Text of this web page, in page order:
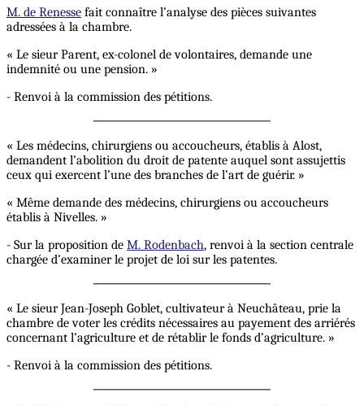
M. de Renesse fait connaître l’analyse des pièces suivantes
adressées à la chambre.
« Le sieur Parent, ex-colonel de volontaires, demande une
indemnité ou une pension. »
- Renvoi à la commission des pétitions.
« Les médecins, chirurgiens ou accoucheurs, établis à Alost,
demandent l’abolition du droit de patente auquel sont assujettis
ceux qui exercent l’une des branches de l’art de guérir. »
« Même demande des médecins, chirurgiens ou accoucheurs
établis à Nivelles. »
- Sur la proposition de M. Rodenbach, renvoi à la section centrale
chargée d’examiner le projet de loi sur les patentes.
« Le sieur Jean-Joseph Goblet, cultivateur à Neuchâteau, prie la
chambre de voter les crédits nécessaires au payement des arriérés
concernant l’agriculture et de rétablir le fonds d’agriculture. »
- Renvoi à la commission des pétitions.